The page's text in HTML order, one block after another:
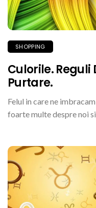
SHOPPING
Culorile. Reguli
Purtare.
Felul in care ne
foarte multe despre noi